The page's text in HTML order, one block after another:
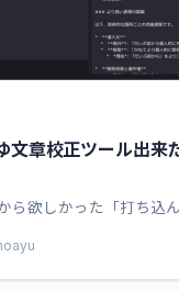
文章校正ツール出来
ら欲しかった「打ち込